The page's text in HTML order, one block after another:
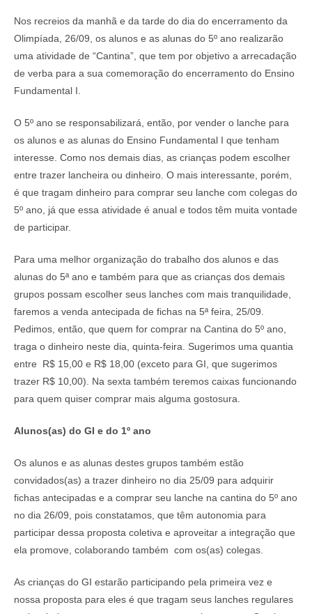
Nos recreios da manhã e da tarde do dia do encerramento da
Olimpíada, 26/09, os alunos e as alunas do 5º ano realizarão
uma atividade de “Cantina”, que tem por objetivo a arrecadação
de verba para a sua comemoração do encerramento do Ensino
Fundamental I.
O 5º ano se responsabilizará, então, por vender o lanche para
os alunos e as alunas do Ensino Fundamental I que tenham
interesse. Como nos demais dias, as crianças podem escolher
entre trazer lancheira ou dinheiro. O mais interessante, porém,
é que tragam dinheiro para comprar seu lanche com colegas do
5º ano, já que essa atividade é anual e todos têm muita vontade
de participar.
Para uma melhor organização do trabalho dos alunos e das
alunas do 5ª ano e também para que as crianças dos demais
grupos possam escolher seus lanches com mais tranquilidade,
faremos a venda antecipada de fichas na 5ª feira, 25/09.
Pedimos, então, que quem for comprar na Cantina do 5º ano,
traga o dinheiro neste dia, quinta-feira. Sugerimos uma quantia
entre R$ 15,00 e R$ 18,00 (exceto para GI, que sugerimos
trazer R$ 10,00). Na sexta também teremos caixas funcionando
para quem quiser comprar mais alguma gostosura.
Alunos(as) do GI e do 1º ano
Os alunos e as alunas destes grupos também estão
convidados(as) a trazer dinheiro no dia 25/09 para adquirir
fichas antecipadas e a comprar seu lanche na cantina do 5º ano
no dia 26/09, pois constatamos, que têm autonomia para
participar dessa proposta coletiva e aproveitar a integração que
ela promove, colaborando também com os(as) colegas.
As crianças do GI estarão participando pela primeira vez e
nossa proposta para eles é que tragam seus lanches regulares